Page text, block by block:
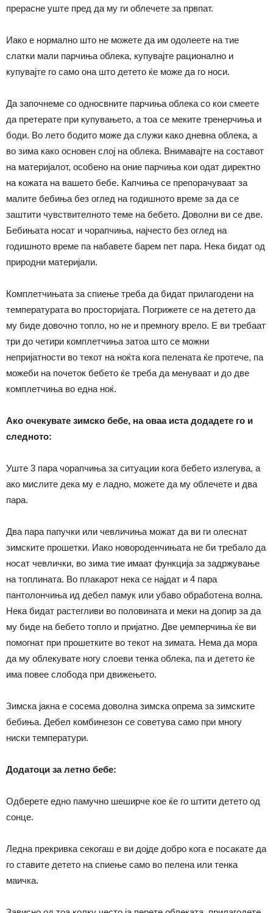
прерасне уште пред да му ги облечете за првпат.
Иако е нормално што не можете да им одолеете на тие
слатки мали парчиња облека, купувајте рационално и
купувајте го само она што детето ќе може да го носи.
Да започнеме со односвните парчиња облека со кои смеете
да претерате при купувањето, а тоа се меките тренерчиња и
боди. Во лето бодито може да служи како дневна облека, а
во зима како основен слој на облека. Внимавајте на составот
на материјалот, особено на оние парчиња кои одат директно
на кожата на вашето бебе. Капчиња се препорачуваат за
малите бебиња без оглед на годишното време за да се
заштити чувствителното теме на бебето. Доволни ви се две.
Бебињата носат и чорапчиња, најчесто без оглед на
годишното време па набавете барем пет пара. Нека бидат од
природни материјали.
Комплетчињата за спиење треба да бидат прилагодени на
температурата во просторијата. Погрижете се на детето да
му биде довочно топло, но не и премногу врело. Е ви требаат
три до четири комплетчиња затоа што се можни
непријатности во текот на ноќта кога пелената ќе протече, па
можеби на почеток бебето ќе треба да менуваат и до две
комплетчиња во една ноќ.
Ако очекувате зимско бебе, на оваа иста додадете го и
следното:
Уште 3 пара чорапчиња за ситуации кога бебето излегува, а
ако мислите дека му е ладно, можете да му облечете и два
пара.
Два пара папучки или чевличиња можат да ви ги олеснат
зимските прошетки. Иако новороденчињата не би требало да
носат чевлички, во зима тие имаат функција за задржување
на топлината. Во плакарот нека се најдат и 4 пара
пантолончиња ид дебел памук или убаво обработена волна.
Нека бидат растегливи во половината и меки на допир за да
му биде на бебето топло и пријатно. Две џемперчиња ќе ви
помогнат при прошетките во текот на зимата. Нема да мора
да му облекувате ногу слоеви тенка облека, па и детето ќе
има повее слобода при движењето.
Зимска јакна е сосема доволна зимска опрема за зимските
бебиња. Дебел комбинезон се советува само при многу
ниски температури.
Додатоци за летно бебе:
Одберете едно памучно шеширче кое ќе го штити детето од
сонце.
Ледна прекривка секогаш е ви дојде добро кога е посакате да
го ставите детето на спиење само во пелена или тенка
маичка.